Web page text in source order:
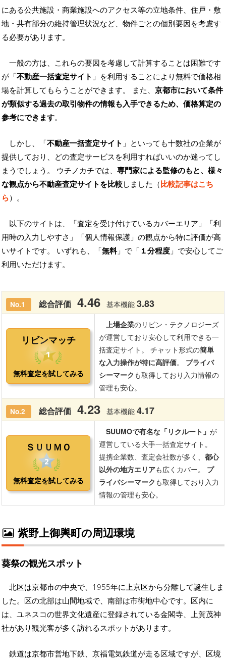
にある公共施設・商業施設へのアクセス等の立地条件、住戸・敷
地・共有部分の維持管理状況など、物件ごとの個別要因を考慮す
る必要があります。
一般の方は、これらの要因を考慮して計算することは困難です
が「不動産一括査定サイト 」を利用することにより無料で価格相
場を計算してもらうことができます。 また、 京都市において条件
が類似する過去の取引物件の情報も入手できるため、価格算定の
参考にできます。
しかし、「不動産一括査定サイト 」といっても十数社の企業が
提供しており、どの査定サービスを利用すればいいのか迷ってし
まうでしょう。 ウチノカチでは、 専門家による監修のもと、様々
な観点から不動産査定サイトを比較しました（比較記事はこち
ら）。
以下のサイトは、「査定を受け付けているカバーエリア」「利
用時の入力しやすさ」「個人情報保護」の観点から特に評価が高
いサイトです。 いずれも、「無料」で「 １分程度 」で安心してご
利用いただけます。
紫野上御輿町の周辺環境
葵祭の観光スポット
北区は京都市の中央で、1955年に上京区から分離して誕生しま
した。区の北部は山間地域で、南部は市街地中心です。区内に
は、ユネスコの世界文化遺産に登録されている金閣寺、上賀茂神
社があり観光客が多く訪れるスポットがあります。
鉄道は京都市営地下鉄、京福電気鉄道が走る区域ですが、区境